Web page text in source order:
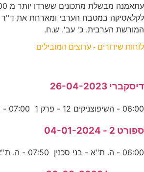
לקלאסיקה במטבח הערבי ומארחת את ד''ר
המורשת הערבית. כ' עב'. ש.ח.
לוחות שידורים - ערוצים המובילים
דיסקברי 26-04-2023
06:00 - השיפוצניקים 12 - פרק 1 07:00 - השיפוצניקים 14 - פרק
ספורט 2 - 04-01-2024
06:00 - ה. ת''א - בני סכנין 07:50 - ה. ת''א - וולבס